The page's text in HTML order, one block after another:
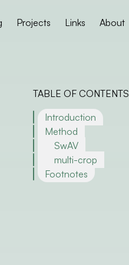
Projects Links About
TABLE OF CONTENTS
Introduction
Method
SwAV
multi-crop
Footnotes